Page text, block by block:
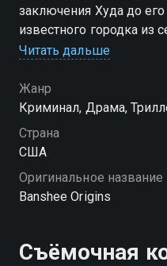
заключения Худа до
известного городка из
Предыстория вы
хорошем HD качестве
Читать дальше
Жанр
Криминал, Драма,
Страна
США
Оригинальное название
Banshee Origins
Съёмочная